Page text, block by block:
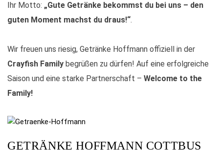
Ihr Motto: „Gute Getränke bekommst du bei uns – den
guten Moment machst du draus!“.
Wir freuen uns riesig, Getränke Hoffmann offiziell in der
Crayfish Family begrüßen zu dürfen! Auf eine erfolgreiche
Saison und eine starke Partnerschaft – Welcome to the
Family!
GETRÄNKE HOFFMANN COTTBUS